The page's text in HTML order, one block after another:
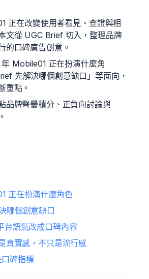
正在改變使用者看見、查證與相
文從 UGC Brief 切入，整理品牌
的口碑廣告創意。
Mobile01 正在扮演什麼角
先解決哪個創意缺口」等面向，
重點。
品牌聲譽積分、正負向討論與
正在扮演什麼角色
哪個創意缺口
台語氣改成口碑內容
真實感，不只是流行感
碑指標